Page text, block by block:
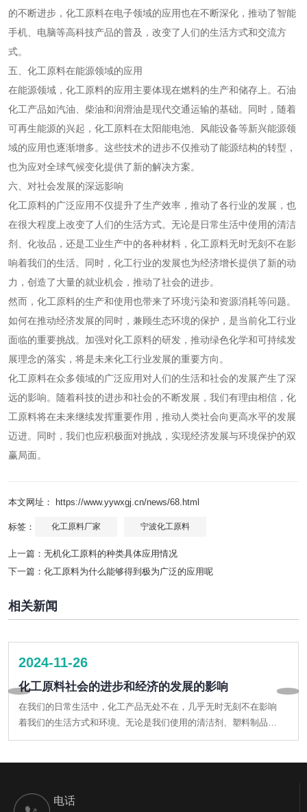
的不断进步，化工原料在电子领域的应用也在不断深化，推动了智能
手机、电脑等高科技产品的普及，改变了人们的生活方式和交流方
式。
五、化工原料在能源领域的应用
在能源领域，化工原料的应用主要体现在燃料的生产和储存上。石油
化工产品如汽油、柴油和润滑油是现代交通运输的基础。同时，随着
可再生能源的兴起，化工原料在太阳能电池、风能设备等新兴能源领
域的应用也逐渐增多。这些技术的进步不仅推动了能源结构的转型，
也为应对全球气候变化提供了新的解决方案。
六、对社会发展的深远影响
化工原料的广泛应用不仅提升了生产效率，推动了各行业的发展，也
在很大程度上改变了人们的生活方式。无论是日常生活中使用的清洁
剂、化妆品，还是工业生产中的各种材料，化工原料无时无刻不在影
响着我们的生活。同时，化工行业的发展也为经济增长提供了新的动
力，创造了大量的就业机会，推动了社会的进步。
然而，化工原料的生产和使用也带来了环境污染和资源消耗等问题。
如何在推动经济发展的同时，兼顾生态环境的保护，是当前化工行业
面临的重要挑战。加强对化工原料的研发，推动绿色化学和可持续发
展理念的落实，将是未来化工行业发展的重要方向。
化工原料在众多领域的广泛应用对人们的生活和社会的发展产生了深
远的影响。随着科技的进步和社会的不断发展，我们有理由相信，化
工原料将在未来继续发挥重要作用，推动人类社会向更高水平的发展
迈进。同时，我们也应积极面对挑战，实现经济发展与环境保护的双
赢局面。
本文网址： https://www.yywxgj.cn/news/68.html
标签： 化工原料厂家 宁波化工原料
上一篇： 无机化工原料的种类具体应用情况
下一篇： 化工原料为什么能够得到极为广泛的应用呢
相关新闻
2024-11-26
化工原料社会的进步和经济的发展的影响
在我们的日常生活中，化工产品无处不在，几乎无时无刻不在影响
着我们的生活方式和环境。无论是我们使用的清洁剂、塑料制品，
还是日常饮食中的添加剂，这些产品都是由一种或多种化学物质组
电话